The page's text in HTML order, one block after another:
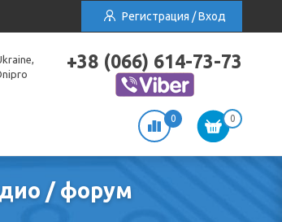
Регистрация / Вход
+38 (066) 614-73-73
0 0
/ форум